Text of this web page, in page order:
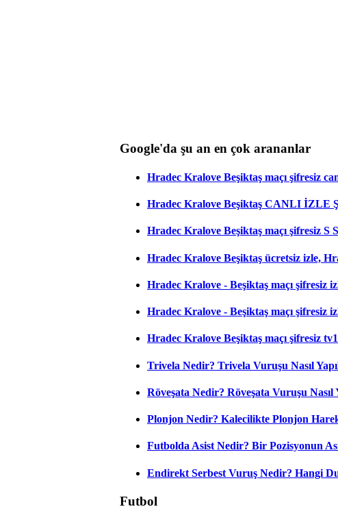
Google'da şu an en çok arananlar
Hradec Kralove Beşiktaş maçı şifresiz
Hradec Kralove Beşiktaş CANLI İZLE
Hradec Kralove Beşiktaş maçı şifresiz
Hradec Kralove Beşiktaş ücretsiz izle,
Hradec Kralove - Beşiktaş maçı şifresiz
Hradec Kralove - Beşiktaş maçı şifresiz
Hradec Kralove Beşiktaş maçı şifresiz
Trivela Nedir? Trivela Vuruşu Nasıl
Röveşata Nedir? Röveşata Vuruşu Nasıl
Plonjon Nedir? Kalecilikte Plonjon
Futbolda Asist Nedir? Bir Pozisyonun
Endirekt Serbest Vuruş Nedir? Hangi
Futbol